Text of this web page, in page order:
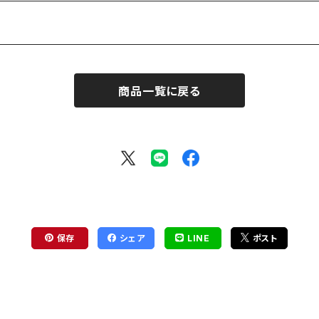
商品一覧に戻る
保存 シェア LINE ポスト